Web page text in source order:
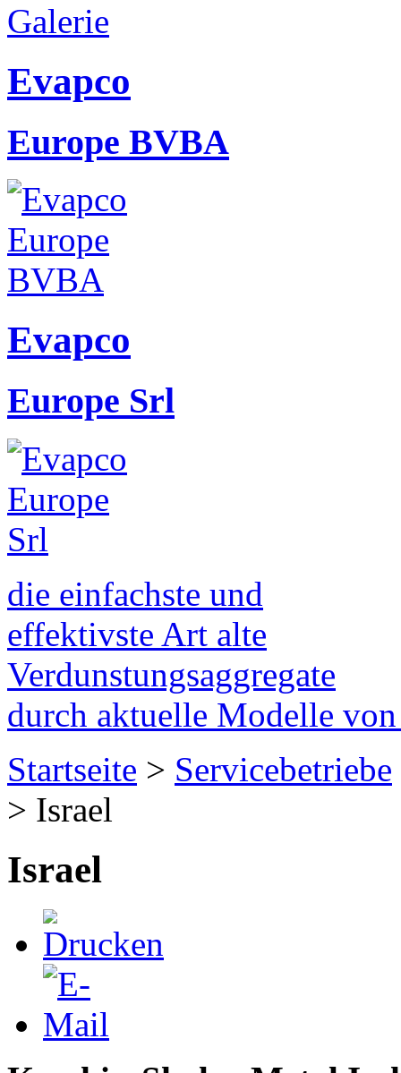
Evapco
Europe BVBA
Evapco
Europe Srl
die einfachste und
effektivste Art alte
Verdunstungsaggregate
durch aktuelle Modelle
Startseite > Servicebetriebe
> Israel
Israel